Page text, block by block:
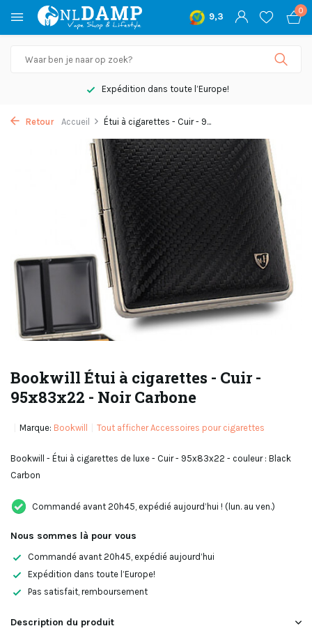
9,3
0
Expédition dans toute l’Europe!
Retour Accueil Étui à cigarettes - Cuir - 9...
Bookwill Étui à cigarettes - Cuir -
95x83x22 - Noir Carbone
Marque: Bookwill Tout afficher Accessoires pour cigarettes
Bookwill - Étui à cigarettes de luxe - Cuir - 95x83x22 - couleur : Black
Carbon
Commandé avant 20h45, expédié aujourd’hui ! (lun. au ven.)
Nous sommes là pour vous
Commandé avant 20h45, expédié aujourd’hui
Expédition dans toute l’Europe!
Pas satisfait, remboursement
Description du produit